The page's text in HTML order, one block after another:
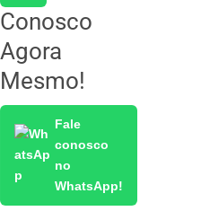
Conosco
Agora
Mesmo!
Fale
conosco
no
WhatsApp!